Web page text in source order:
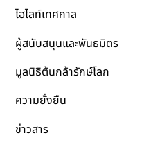
ไฮไลท์เทศกาล
ผู้สนับสนุนและพันธมิตร
มูลนิธิต้นกล้ารักษ์โลก
ความยั่งยืน
ข่าวสาร